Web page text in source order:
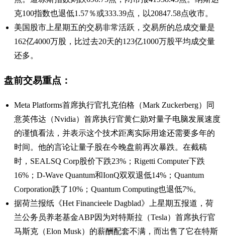
克100指数也退低1.57％或333.39点，以20847.58点收市。
美国股市上星期五的交易非常活跃，交易所的总成交量是
162亿4000万股，比过去20天的123亿1000万股平均成交量
还多。
盘前交易重点：
Meta Platforms首席执行官扎克伯格（Mark Zuckerberg）同
意英伟达（Nvidia）首席执行官黄仁勋对量子电脑发展速度
的谨慎看法，并表示这个技术距离实际用途还需要多年的
时间。他的言论让量子股在今晚盘前再次暴跌。在截稿
时，SEALSQ Corp股价下跌23%；Rigetti Computer下跌
16%；D-Wave Quantum和IonQ双双退低14%；Quantum
Corporation跌了10%；Quantum Computing也退低7%。
据荷兰报纸《Het Financieele Dagblad》上星期五报道，荷
兰公务员养老基金ABP因为对特斯拉（Tesla）首席执行官
马斯克（Elon Musk）的薪酬配套不满，而出售了它在特斯